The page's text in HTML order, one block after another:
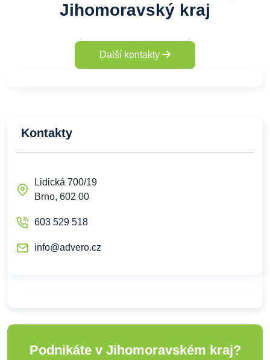
Jihomoravský kraj
Další kontakty
Kontakty
Lidická 700/19
Brno, 602 00
603 529 518
info@advero.cz
Podnikáte v Jihomoravském kraj?